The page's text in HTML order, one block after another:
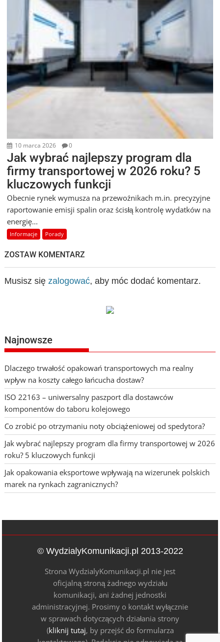
10 marca 2026 0
Jak wybrać najlepszy program dla
firmy transportowej w 2026 roku? 5
kluczowych funkcji
Obecnie rynek wymusza na przewoźnikach m.in. precyzyjne
raportowanie emisji spalin oraz ścisłą kontrolę wydatków na
energię...
Informacje Porady
ZOSTAW KOMENTARZ
Musisz sięzalogować, aby móc dodać komentarz.
Najnowsze
Dlaczego trwałość opakowań transportowych ma realny
wpływ na koszty całego łańcucha dostaw?
ISO 22163 – uniwersalny paszport dla dostawców
komponentów do taboru kolejowego
Co zrobić po otrzymaniu noty obciążeniowej od spedytora?
Jak wybrać najlepszy program dla firmy transportowej w 2026
roku? 5 kluczowych funkcji
Jak opakowania eksportowe wpływają na wizerunek polskich
marek na rynkach zagranicznych?
© WydzialyKomunikacji.pl 2013-2022
Strona WydzialyKomunikacji.pl nie jest
oficjalną stroną żadnego wydziału
komunikacji, ani żadnej jednostki
administracyjnej. Prosimy o kontakt wyłącznie
w sprawach dotyczących działania strony
(kliknij tutaj, by przejść do formularza